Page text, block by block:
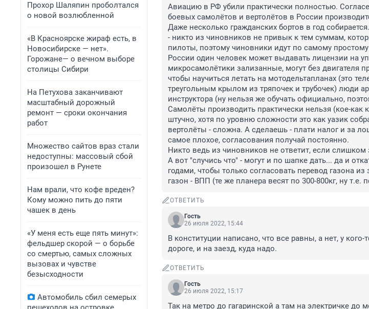
Прохор Шаляпин проболтался
о новой возлюбленной
«В Красноярске жираф есть, в
Новосибирске — нет».
Горожане— о вечном выборе
столицы Сибири
На Петухова заканчивают
масштабный дорожный
ремонт — сроки окончания
работ
Множество сайтов враз стали
недоступны: массовый сбой
произошел в Рунете
Нам врали, что кофе вреден?
Кому можно пить до пяти
чашек в день
«У меня есть еще пять минут»:
фельдшер скорой — о борьбе
со смертью, самых сложных
вызовах и чувстве
безысходности
Автомобиль сбил семерых
Авиацию в РФ убили практически полностью.
боевых самолётов и вертолётов в России
Даже несколько гражданских бортов в год
- никто из чиновников не привык к тем суммам,
пилоты, поэтому чиновники идут по самому
России один человек может выдавать лицензии на
микросамолётики зализанные, могут без двигателя
чтобы научиться летать на мотодельтапланах (это
треугольным крылом из тряпочек и трубочек) люди
инструктора (ну нельзя же обучать официально,
Самолёты производить практически нельзя (кое-как
штучно, хотя по уровню сложности это как уазик
вертолёты - сложна. А сделаешь - плати налог и за
самое плохое, согласования получай постоянно.
Никто ведь из чиновников не ответит, если
А вот "случись что" - могут и по шапке дать... да и
годами, чтобы только согласовать перевод газона
газон - ВПП (те же планера весят по 300-800кг, ну т.е.
ОТВЕТИТЬ
Гость
26 июля 2022, 15:44
В конституции написано, что все равны, а нет, у кого-
дороге, и на заезд, куда надо.
ОТВЕТИТЬ
Гость
26 июля 2022, 15:17
Так на метро до гагаринской а там на электричке до